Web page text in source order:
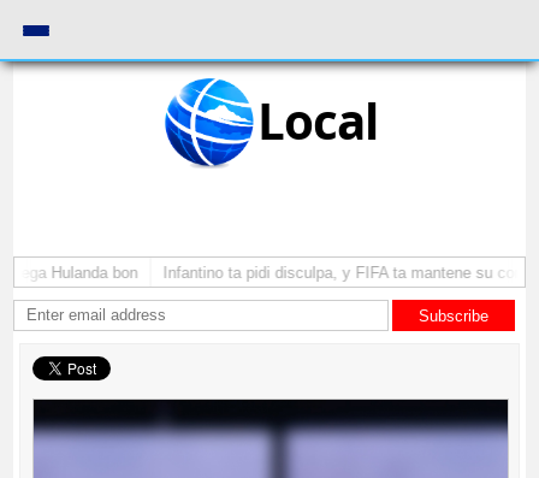
Local
Hulanda bon Infantino ta pidi disculpa, y FIFA ta mantene su como
Subscribe